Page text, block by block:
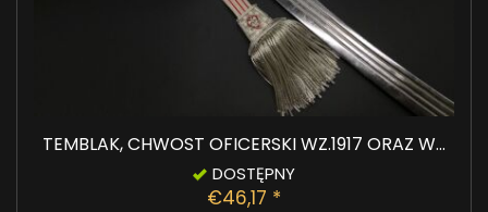
TEMBLAK, CHWOST OFICERSKI WZ.1917 ORAZ W...
DOSTĘPNY
€46,17 *